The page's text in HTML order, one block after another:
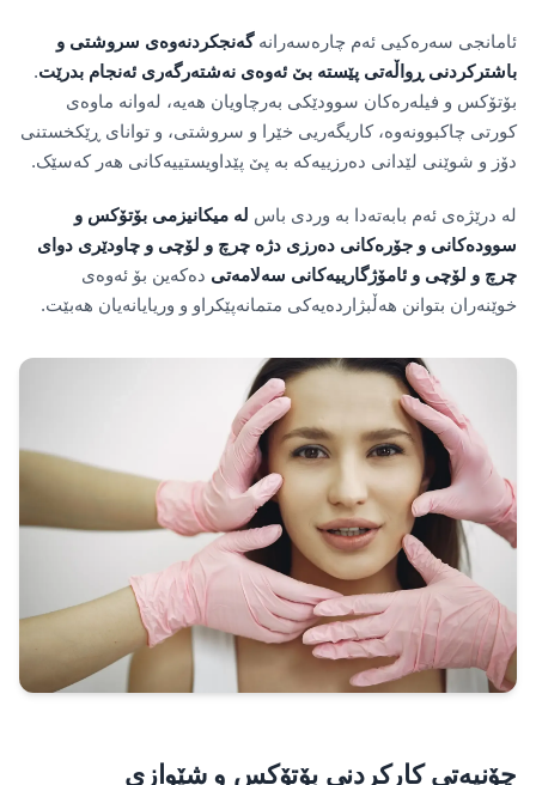
ئامانجی سەرەکیی ئەم چارەسەرانەگەنجکردنەوەی سروشتی و
باشترکردنی ڕواڵەتی پێستە بێ ئەوەی نەشتەرگەری ئەنجام بدرێت.
بۆتۆکس و فیلەرەکان سوودێکی بەرچاویان هەیە، لەوانە ماوەی
کورتی چاکبوونەوە، کاریگەریی خێرا و سروشتی، و توانای ڕێکخستنی
دۆز و شوێنی لێدانی دەرزییەکە بە پێ پێداویستییەکانی هەر کەسێک.
لە درێژەی ئەم بابەتەدا بە وردی باس لە میکانیزمی بۆتۆکس و
سوودەکانی و جۆرەکانی دەرزی دژە چرچ و لۆچی و چاودێری دوای
چرچ و لۆچی و ئامۆژگارییەکانی سەلامەتی دەکەین بۆ ئەوەی
خوێنەران بتوانن هەڵبژاردەیەکی متمانەپێکراو و وریایانەیان هەبێت.
چۆنیەتی کارکردنی بۆتۆکس و شێوازی